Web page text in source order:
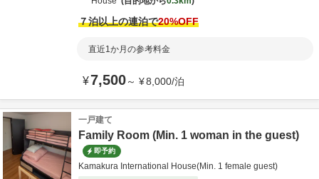
７泊以上の連泊で20%OFF
直近1か月の参考料金
¥7,500～ ¥8,000/泊
一戸建て
Family Room (Min. 1 woman in the guest)
即予約
Kamakura International House(Min. 1 female guest)